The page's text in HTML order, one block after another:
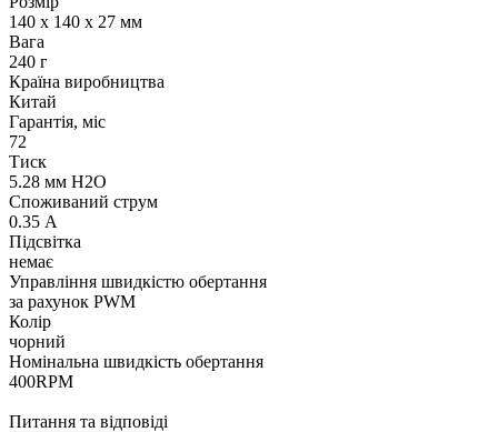
140 х 140 х 27 мм
Вага
240 г
Країна виробництва
Китай
Гарантія, міс
72
Тиск
5.28 мм H2O
Споживаний струм
0.35 А
Підсвітка
немає
Управління швидкістю обертання
за рахунок PWM
Колір
чорний
Номінальна швидкість обертання
400RPM
Питання та відповіді